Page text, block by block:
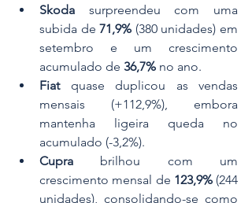
Skoda surpreendeu com uma
subida de 71,9% (380 unidades) em
setembro e um crescimento
acumulado de 36,7% no ano.
Fiat quase duplicou as vendas
mensais (+112,9%), embora
mantenha ligeira queda no
acumulado (-3,2%).
Cupra brilhou com um
crescimento mensal de 123,9% (244
unidades), consolidando-se como